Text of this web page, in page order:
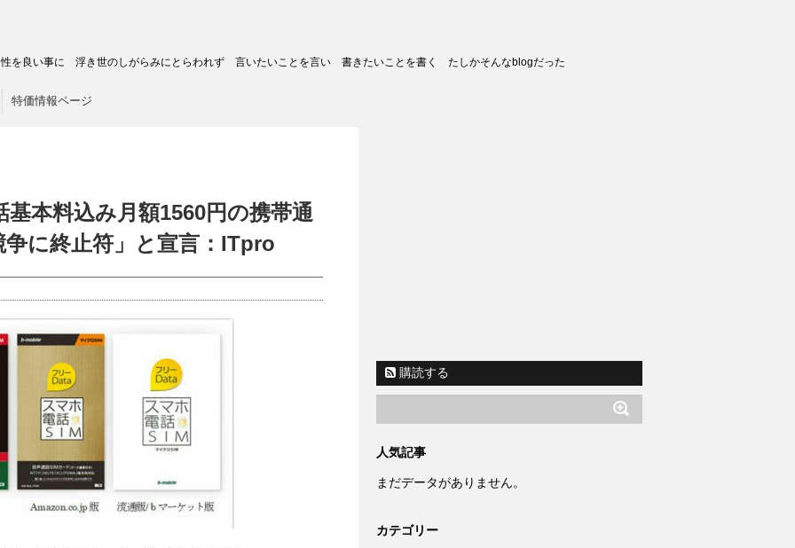
を良い事に 浮き世のしがらみにとらわれず 言いたいことを言い 書きたいことを書く たしかそんなblogだった
特価情報ページ
本料込み月額1560円の携帯通
に終止符」と宣言：ITpro
購読する
人気記事
まだデータがありません。
カテゴリー